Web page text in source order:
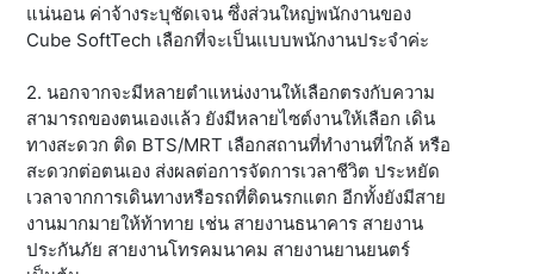
แน่นอน ค่าจ้างระบุชัดเจน ซึ่งส่วนใหญ่พนักงานของ
Cube SoftTech เลือกที่จะเป็นเเบบพนักงานประจำค่ะ
2. นอกจากจะมีหลายตำแหน่งงานให้เลือกตรงกับความ
สามารถของตนเองเเล้ว ยังมีหลายไซต์งานให้เลือก เดิน
ทางสะดวก ติด BTS/MRT เลือกสถานที่ทำงานที่ใกล้ หรือ
สะดวกต่อตนเอง ส่งผลต่อการจัดการเวลาชีวิต ประหยัด
เวลาจากการเดินทางหรือรถที่ติดนรกแตก อีกทั้งยังมีสาย
งานมากมายให้ท้าทาย เช่น สายงานธนาคาร สายงาน
ประกันภัย สายงานโทรคมนาคม สายงานยานยนตร์